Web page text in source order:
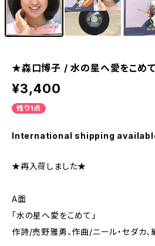
★森口博子 / 水の星へ愛をこめて
¥3,400
残り1点
International shipping
★再入荷しました★
A面
「水の星へ愛をこめて」
作詩/売野雅勇、作曲/ニール・セダカ